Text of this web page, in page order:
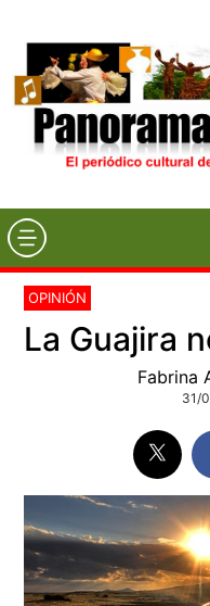
OPINIÓN
La Guajira
Fabrina
31/